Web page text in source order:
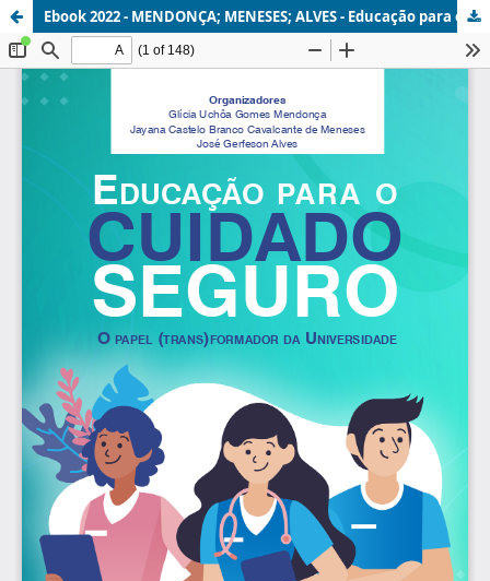
Ebook 2022 - MENDONÇA; MENESES; ALVES - Educação para o cuidado seguro.pdf